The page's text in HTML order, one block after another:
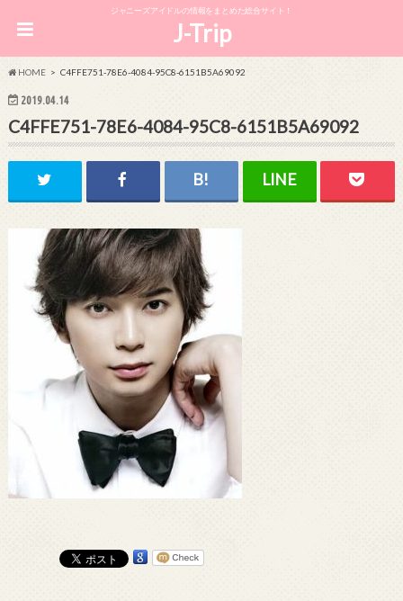
ジャニーズアイドルの情報をまとめた総合サイト！
J-Trip
HOME C4FFE751-78E6-4084-95C8-6151B5A69092
2019.04.14
C4FFE751-78E6-4084-95C8-6151B5A69092